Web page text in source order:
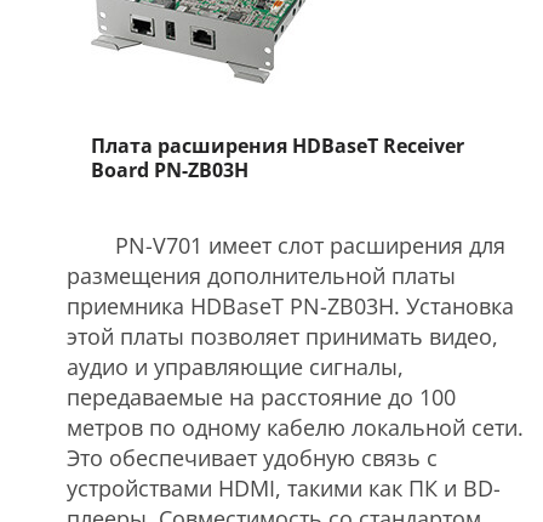
Плата расширения HDBaseT Receiver
Board PN-ZB03H
PN-V701 имеет слот расширения для
размещения дополнительной платы
приемника HDBaseT PN-ZB03H. Установка
этой платы позволяет принимать видео,
аудио и управляющие сигналы,
передаваемые на расстояние до 100
метров по одному кабелю локальной сети.
Это обеспечивает удобную связь с
устройствами HDMI, такими как ПК и BD-